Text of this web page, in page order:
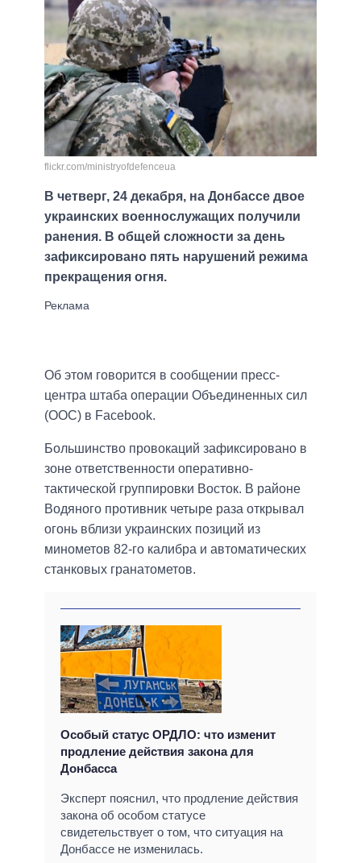
flickr.com/ministryofdefenceua
В четверг, 24 декабря, на Донбассе двое
украинских военнослужащих получили
ранения. В общей сложности за день
зафиксировано пять нарушений режима
прекращения огня.
Об этом говорится в сообщении пресс-
центра штаба операции Объединенных сил
(ООС) в Facebook.
Большинство провокаций зафиксировано в
зоне ответственности оперативно-
тактической группировки Восток. В районе
Водяного противник четыре раза открывал
огонь вблизи украинских позиций из
минометов 82-го калибра и автоматических
станковых гранатометов.
Особый статус ОРДЛО: что изменит
продление действия закона для
Донбасса
Эксперт пояснил, что продление действия
закона об особом статусе
свидетельствует о том, что ситуация на
Донбассе не изменилась.